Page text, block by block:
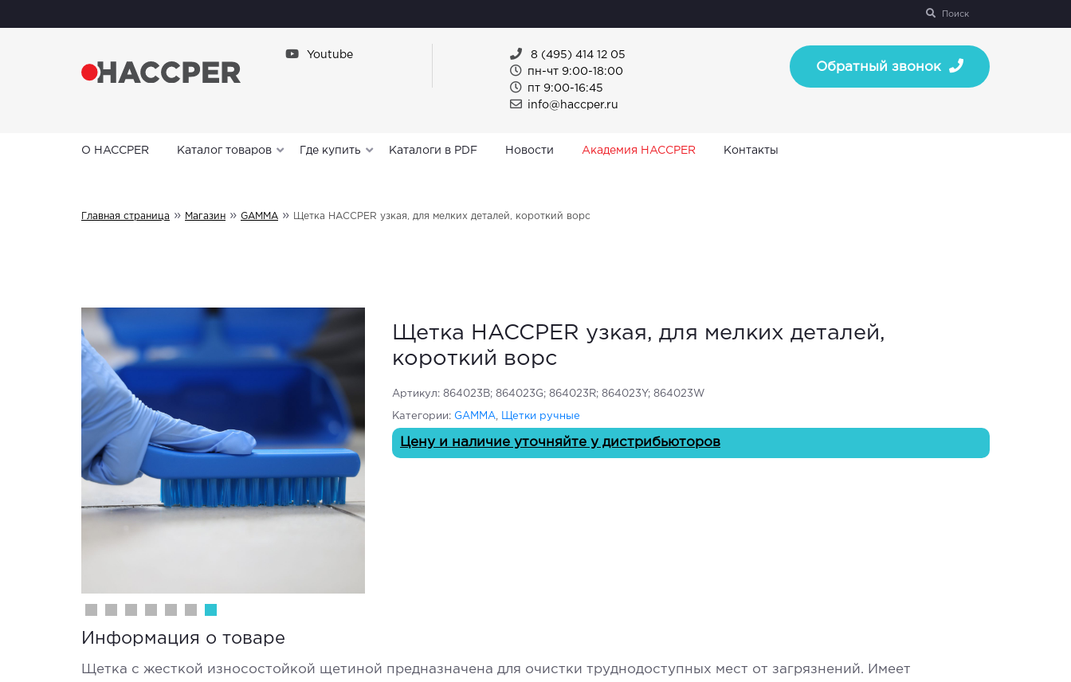
Поиск
Youtube
8 (495) 414 12 05
пн-чт 9:00-18:00
пт 9:00-16:45
info@haccper.ru
Обратный звонок
О HACCPER Каталог товаров Где купить Каталоги в PDF Новости Академия HACCPER Контакты
Главная страница » Магазин » GAMMA » Щетка HACCPER узкая, для мелких деталей, короткий ворс
Щетка HACCPER узкая, для мелких деталей,
короткий ворс
Артикул: 864023B; 864023G; 864023R; 864023Y; 864023W
Категории: GAMMA Щетки ручные
Цену и наличие уточняйте у дистрибьюторов
Информация о товаре
Щетка с жесткой износостойкой щетиной предназначена для очистки труднодоступных мест от загрязнений. Имеет